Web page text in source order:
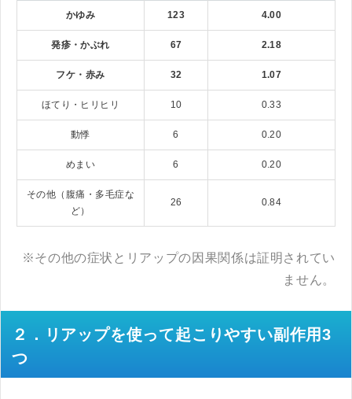
かゆみ 123 4.00
発疹・かぶれ 67 2.18
フケ・赤み 32 1.07
ほてり・ヒリヒリ 10 0.33
動悸 6 0.20
めまい 6 0.20
その他（腹痛・多毛症な
ど）
26 0.84
※その他の症状とリアップの因果関係は証明されてい
ません。
２．リアップを使って起こりやすい副作用3
つ